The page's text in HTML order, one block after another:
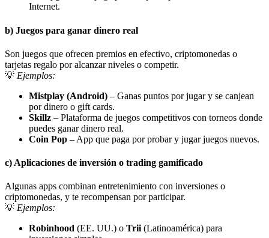
Internet.
b) Juegos para ganar dinero real
Son juegos que ofrecen premios en efectivo, criptomonedas o
tarjetas regalo por alcanzar niveles o competir.
💡 Ejemplos:
Mistplay (Android) – Ganas puntos por jugar y se canjean
por dinero o gift cards.
Skillz – Plataforma de juegos competitivos con torneos donde
puedes ganar dinero real.
Coin Pop – App que paga por probar y jugar juegos nuevos.
c) Aplicaciones de inversión o trading gamificado
Algunas apps combinan entretenimiento con inversiones o
criptomonedas, y te recompensan por participar.
💡 Ejemplos:
Robinhood (EE. UU.) o Trii(Latinoamérica) para